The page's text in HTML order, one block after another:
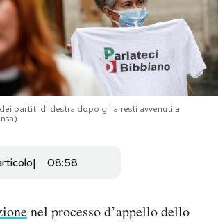
partiti di destra dopo gli arresti avvenuti a
08:58
nel processo d’appello dello